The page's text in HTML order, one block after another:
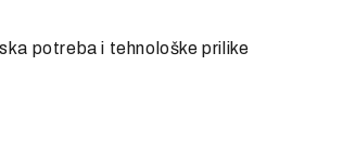
potreba i tehnološke prilike